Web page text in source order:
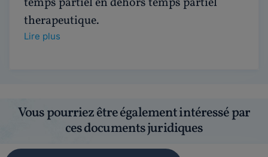
therapeutique.
Lire plus
Vous pourriez être également intéressé par
ces documents juridiques